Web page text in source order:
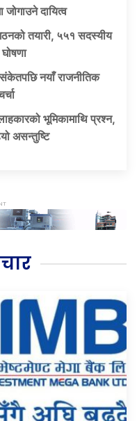
जोगाउने दायित्व
तयारी, ५५१ सदस्यीय
नयाँ राजनीतिक
भूमिकामाथि प्रश्न,
असन्तुष्टि